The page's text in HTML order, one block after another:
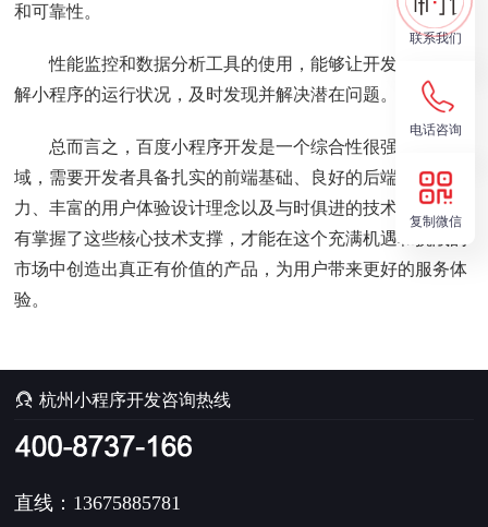
联系我们
电话咨询
复制微信
和可靠性。
性能监控和数据分析工具的使用，能够让开发者实时了
解小程序的运行状况，及时发现并解决潜在问题。
总而言之，百度小程序开发是一个综合性很强的技术领
域，需要开发者具备扎实的前端基础、良好的后端支持能
力、丰富的用户体验设计理念以及与时俱进的技术视野。只
有掌握了这些核心技术支撑，才能在这个充满机遇和挑战的
市场中创造出真正有价值的产品，为用户带来更好的服务体
验。
杭州小程序开发咨询热线
直线：13675885781